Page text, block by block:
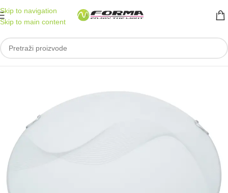
Skip to navigation
Skip to main content